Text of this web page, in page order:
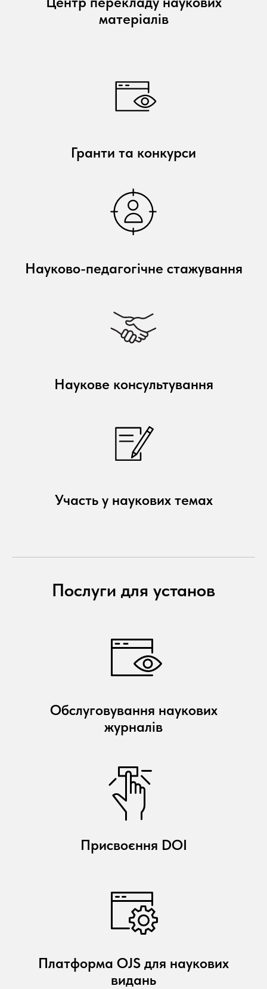
матеріалів
Гранти та конкурси
Науково-педагогічне стажування
Наукове консультування
Участь у наукових темах
Послуги для установ
Обслуговування наукових
журналів
Присвоєння DOI
Платформа OJS для наукових
видань